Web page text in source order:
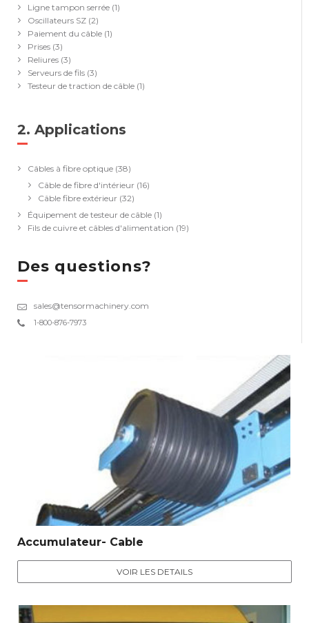
Ligne tampon serrée (1)
Oscillateurs SZ (2)
Paiement du câble (1)
Prises (3)
Reliures (3)
Serveurs de fils (3)
Testeur de traction de câble (1)
2. Applications
Câbles à fibre optique (38)
Câble de fibre d'intérieur (16)
Câble fibre extérieur (32)
Équipement de testeur de câble (1)
Fils de cuivre et câbles d'alimentation (19)
Des questions?
sales@tensormachinery.com
1-800-876-7973
Accumulateur- Cable
VOIR LES DETAILS